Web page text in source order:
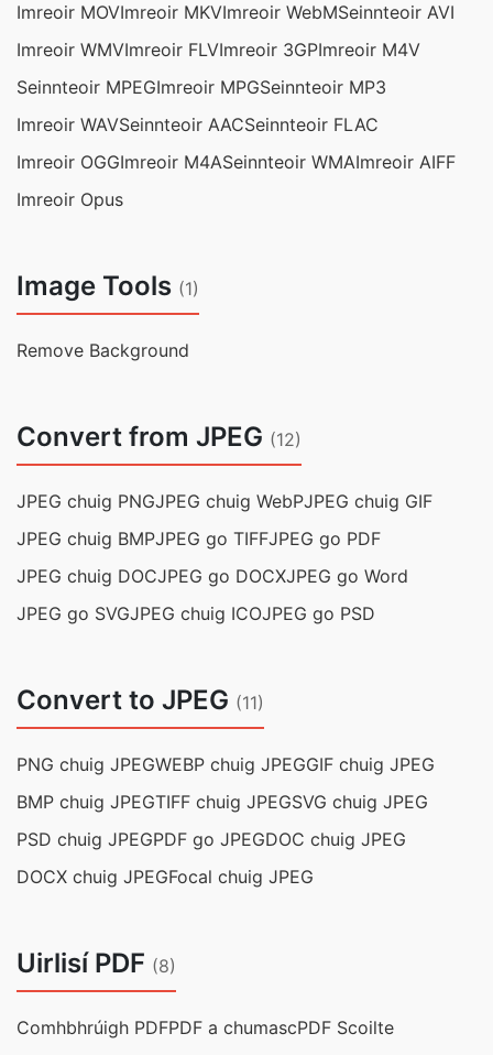
Imreoir MOVImreoir MKVImreoir WebMSeinnteoir AVI
Imreoir WMVImreoir FLVImreoir 3GPImreoir M4V
Seinnteoir MPEGImreoir MPGSeinnteoir MP3
Imreoir WAVSeinnteoir AACSeinnteoir FLAC
Imreoir OGGImreoir M4ASeinnteoir WMAImreoir AIFF
Imreoir Opus
Image Tools (1)
Remove Background
Convert from JPEG (12)
JPEG chuig PNGJPEG chuig WebPJPEG chuig GIF
JPEG chuig BMPJPEG go TIFFJPEG go PDF
JPEG chuig DOCJPEG go DOCXJPEG go Word
JPEG go SVGJPEG chuig ICOJPEG go PSD
Convert to JPEG (11)
PNG chuig JPEGWEBP chuig JPEGGIF chuig JPEG
BMP chuig JPEGTIFF chuig JPEGSVG chuig JPEG
PSD chuig JPEGPDF go JPEGDOC chuig JPEG
DOCX chuig JPEGFocal chuig JPEG
Uirlisí PDF (8)
Comhbhrúigh PDFPDF a chumascPDF Scoilte